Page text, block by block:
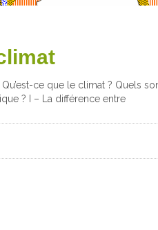
Qu’est-ce que le climat ? Quels
? I – La différence entre